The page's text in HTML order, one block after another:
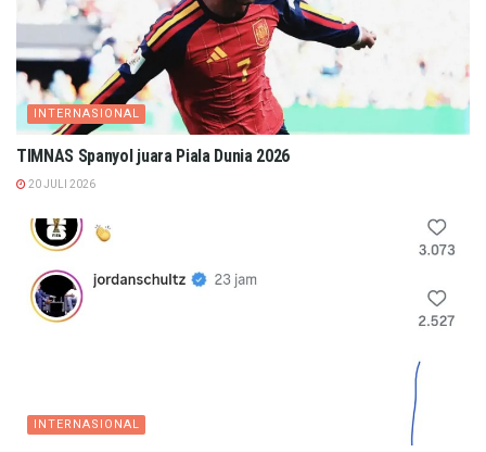
INTERNASIONAL
TIMNAS Spanyol juara Piala Dunia 2026
20 JULI 2026
INTERNASIONAL